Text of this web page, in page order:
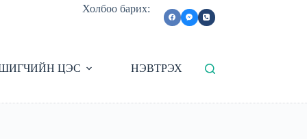
Холбоо барих:
ЦЭС НЭВТРЭХ